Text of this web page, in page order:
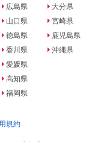
広島県
山口県
徳島県
香川県
愛媛県
高知県
福岡県
大分県
宮崎県
鹿児島県
沖縄県
規約